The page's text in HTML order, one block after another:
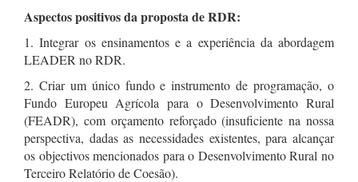
Aspectos positivos da proposta de RDR:
1. Integrar os ensinamentos e a experiência da abordagem
LEADER no RDR.
2. Criar um único fundo e instrumento de programação, o
Fundo Europeu Agrícola para o Desenvolvimento Rural
(FEADR), com orçamento reforçado (insuficiente na nossa
perspectiva, dadas as necessidades existentes, para alcançar
os objectivos mencionados para o Desenvolvimento Rural no
Terceiro Relatório de Coesão).